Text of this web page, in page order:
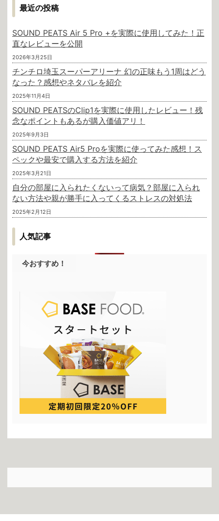
最近の投稿
SOUND PEATS Air 5 Pro +を実際に使用してみた！正
直なレビューを公開
2026年3月25日
チンチロ埼玉スーパーアリーナ 幻の正味もう1周はどう
なった？感想やネタバレを紹介
2025年11月4日
SOUND PEATSのClip1を実際に使用したレビュー！残
念なポイントもあるが購入価値アリ！
2025年9月3日
SOUND PEATS Air5 Proを実際に使ってみた感想！ス
ペックや最安で購入する方法を紹介
2025年3月21日
自分の部屋に入られたくないって病気？部屋に入られ
ない方法や親が勝手に入ってくるストレスの対処法
2025年2月12日
人気記事
今おすすめ！